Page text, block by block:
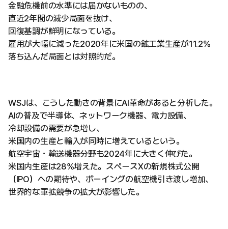
金融危機前の水準には届かないものの、
直近2年間の減少局面を抜け、
回復基調が鮮明になっている。
雇用が大幅に減った2020年に米国の鉱工業生産が11.2%
落ち込んだ局面とは対照的だ。
WSJは、こうした動きの背景にAI革命があると分析した。
AIの普及で半導体、ネットワーク機器、電力設備、
冷却設備の需要が急増し、
米国内の生産と輸入が同時に増えているという。
航空宇宙・輸送機器分野も2024年に大きく伸びた。
米国内生産は28%増えた。スペースXの新規株式公開
（IPO）への期待や、ボーイングの航空機引き渡し増加、
世界的な軍拡競争の拡大が影響した。